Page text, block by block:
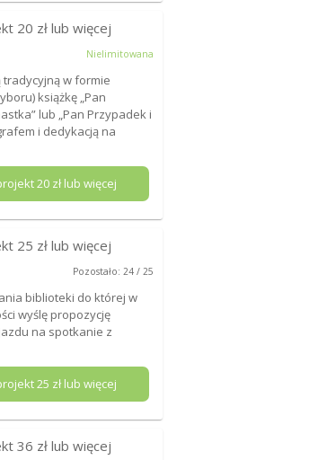
20 zł lub więcej
Nielimitowana
tradycyjną w formie
książkę „Pan
lub „Pan Przypadek i
i dedykacją na
20 zł lub więcej
25 zł lub więcej
Pozostało: 24 / 25
biblioteki do której w
wyślę propozycję
na spotkanie z
25 zł lub więcej
36 zł lub więcej